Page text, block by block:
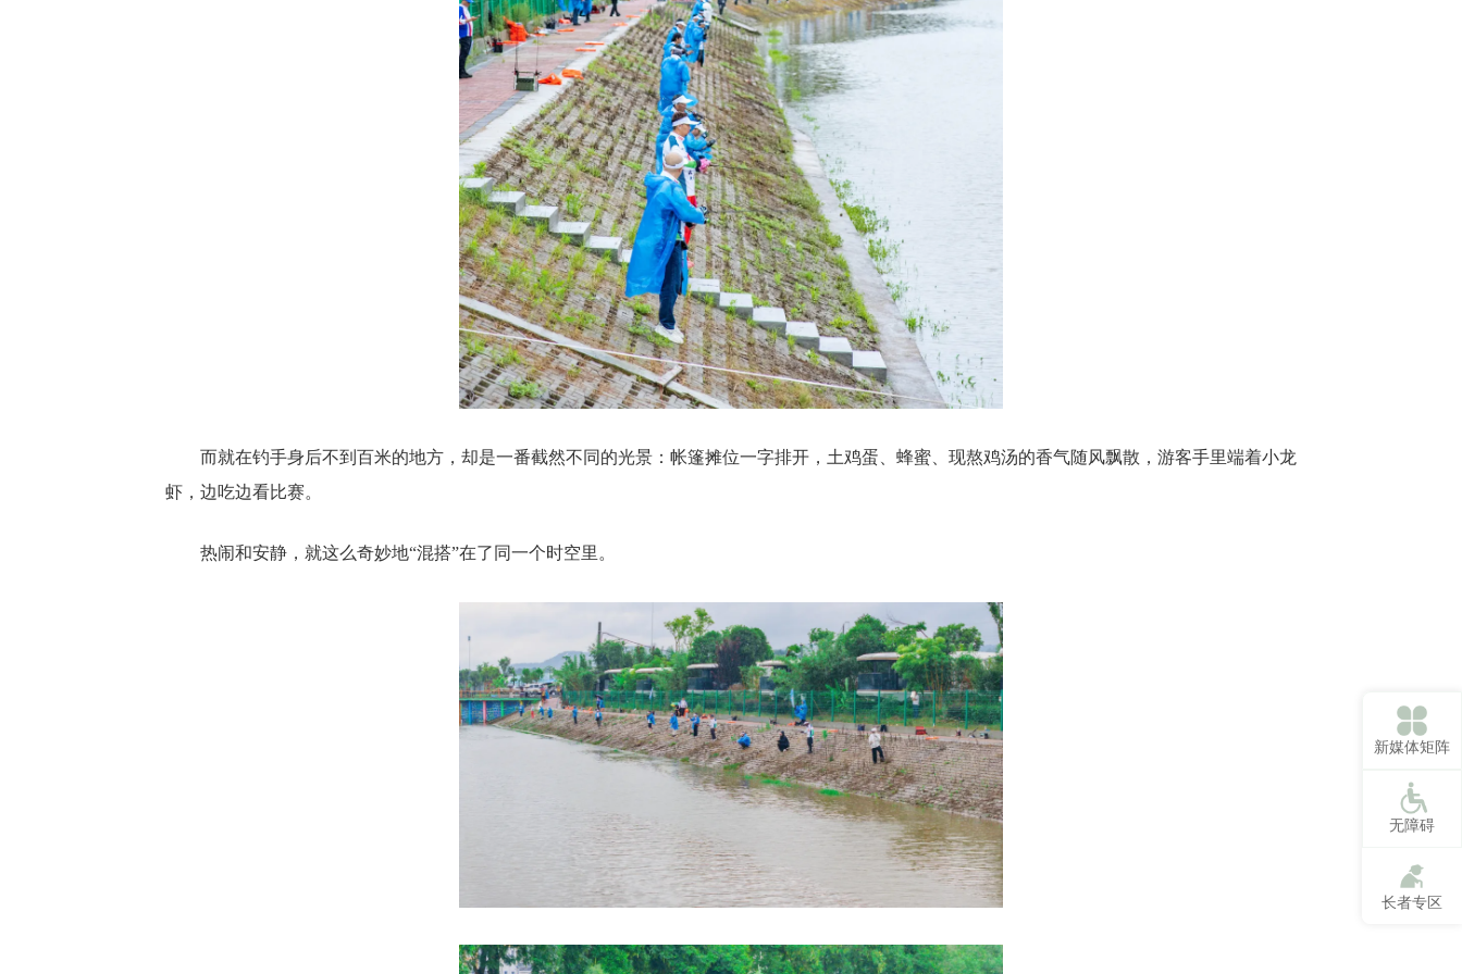
而就在钓手身后不到百米的地方，却是一番截然不同的光景：帐篷摊位一字排开，土鸡蛋、蜂蜜、现熬鸡汤的香气随风飘散，游客手里端着小龙
虾，边吃边看比赛。
热闹和安静，就这么奇妙地“混搭”在了同一个时空里。
新媒体矩阵
无障碍
长者专区